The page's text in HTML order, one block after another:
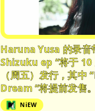
Haruna Yusa 的录
Shizuku ep “将于 10
（周五）发行，其中
Dream “将提前发售。
NiEW